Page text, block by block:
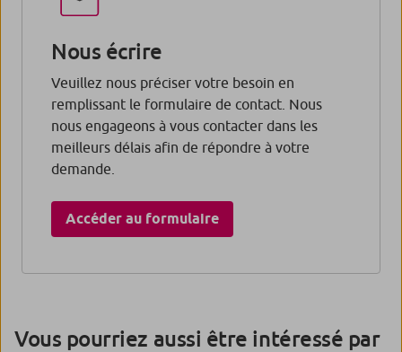
Nous écrire
Veuillez nous préciser votre besoin en
remplissant le formulaire de contact. Nous
nous engageons à vous contacter dans les
meilleurs délais afin de répondre à votre
demande.
Accéder au formulaire
Vous pourriez aussi être intéressé par